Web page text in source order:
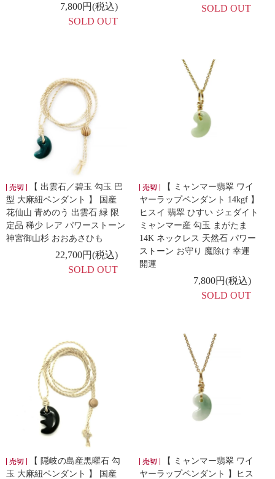
7,800円(税込)
SOLD OUT
SOLD OUT
【 出雲石／碧玉 勾玉 巴
型 大麻紐ペンダント 】 国産
花仙山 青めのう 出雲石 緑 限
定品 稀少 レア パワーストーン
神宮御山杉 おおあさひも
22,700円(税込)
SOLD OUT
【 ミャンマー翡翠 ワイ
ヤーラップペンダント 14kgf 】
ヒスイ 翡翠 ひすい ジェダイト
ミャンマー産 勾玉 まがたま
14K ネックレス 天然石 パワー
ストーン お守り 魔除け 幸運
開運
7,800円(税込)
SOLD OUT
【 隠岐の島産黒曜石 勾
玉 大麻紐ペンダント 】 国産
【 ミャンマー翡翠 ワイ
ヤーラップペンダント 】ヒス